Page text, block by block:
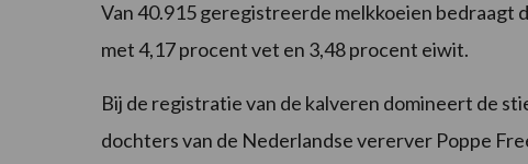
Van 40.915 geregistreerde melkkoeien bedraagt
met 4,17 procent vet en 3,48 procent eiwit.
Bij de registratie van de kalveren domineert de
dochters van de Nederlandse vererver Poppe